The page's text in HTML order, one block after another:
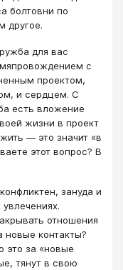
болтовни по
другое.
для вас
с
проектом,
и сердцем. С
есть вложение
жизни в проект
— это значит «в
этот вопрос? В
зануда и
отношения
новые контакты?
это за «новые
тянут в свою